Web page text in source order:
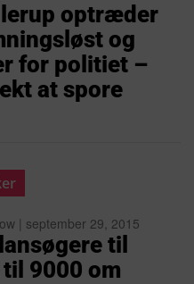
optræder
og
for politiet –
at spore
| september 29, 2015
til
9000 om